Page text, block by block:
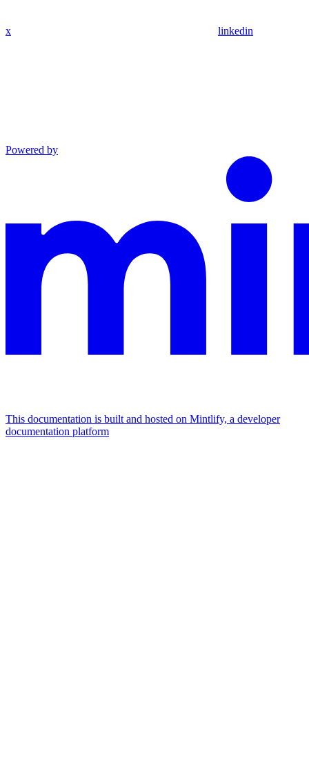
x linkedin
Powered by
This documentation is built and hosted on Mintlify, a developer
documentation platform